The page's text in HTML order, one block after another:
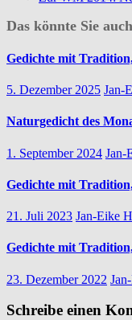
Das könnte Sie
Gedichte mit
5. Dezember 2025 Jan-
Naturgedicht des
1. September 2024 Jan-
Gedichte mit
21. Juli 2023 Jan-Eike
Gedichte mit
23. Dezember 2022
Schreibe einen